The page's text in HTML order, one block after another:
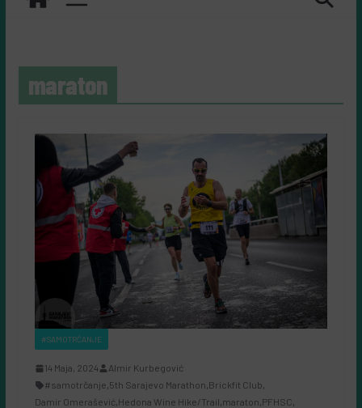
maraton
#SAMOTRČANJE
14 Maja, 2024
Almir Kurbegović
#samotrčanje,5th Sarajevo Marathon,Brickfit Club,
Damir Omerašević,Hedona Wine Hike/Trail,maraton,PFHSC,